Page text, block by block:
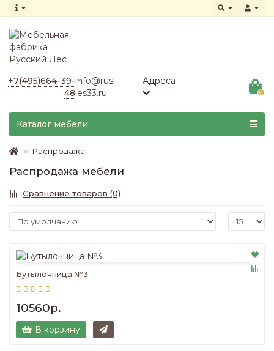
+7(495)664-39-
48
info@rus-
les33.ru
Адреса
0
Каталог мебели
Распродажа
Распродажа мебели
Сравнение товаров (0)
Бутылочница №3
10560р.
В корзину